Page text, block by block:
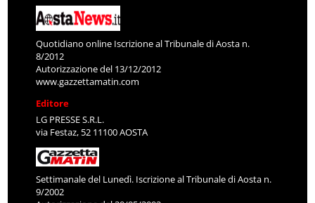
Quotidiano online Iscrizione al Tribunale di Aosta n.
8/2012
Autorizzazione del 13/12/2012
www.gazzettamatin.com
Editore
LG PRESSE S.R.L.
via Festaz, 52 11100 AOSTA
Settimanale del Lunedì. Iscrizione al Tribunale di Aosta n.
9/2002